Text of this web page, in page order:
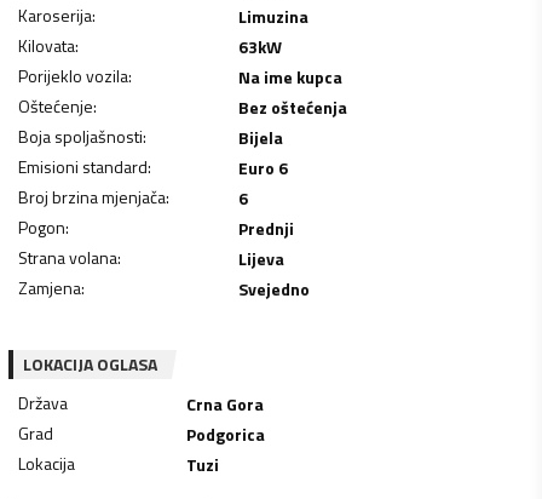
Karoserija:
Limuzina
Kilovata: 63kW
Porijeklo vozila:
Na ime kupca
Oštećenje:
Bez oštećenja
Boja spoljašnosti:
Bijela
Emisioni standard:
Euro 6
Broj brzina mjenjača:
6
Pogon:
Prednji
Strana volana:
Lijeva
Zamjena: Svejedno
LOKACIJA OGLASA
Država
Crna Gora
Grad
Podgorica
Lokacija
Tuzi